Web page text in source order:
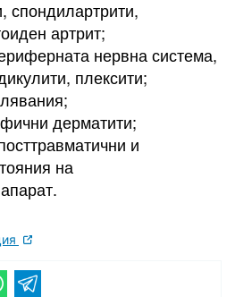
спондилартрити,
артрит;
нервна система,
плексити;
дерматити;
и
на